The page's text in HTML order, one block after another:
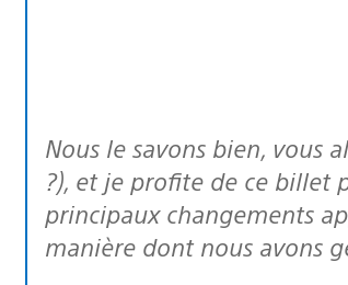
Nous le savons bien, vous allez tous vous empresser de l’acheter (n’est-ce pas
?), et je profite de ce billet
principaux changements
manière dont nous avons